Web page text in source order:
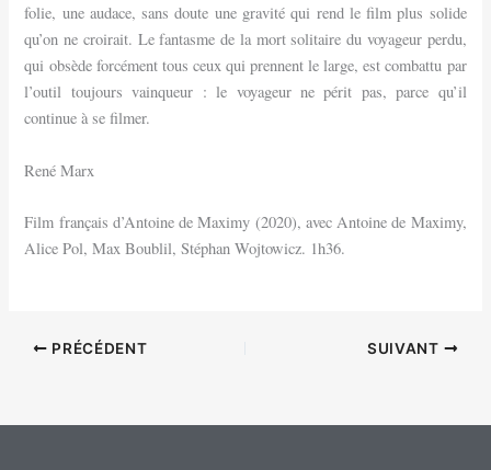
folie, une audace, sans doute une gravité qui rend le film plus solide
qu’on ne croirait. Le fantasme de la mort solitaire du voyageur perdu,
qui obsède forcément tous ceux qui prennent le large, est combattu par
l’outil toujours vainqueur : le voyageur ne périt pas, parce qu’il
continue à se filmer.
René Marx
Film français d’Antoine de Maximy (2020), avec Antoine de Maximy,
Alice Pol, Max Boublil, Stéphan Wojtowicz. 1h36.
PRÉCÉDENT SUIVANT